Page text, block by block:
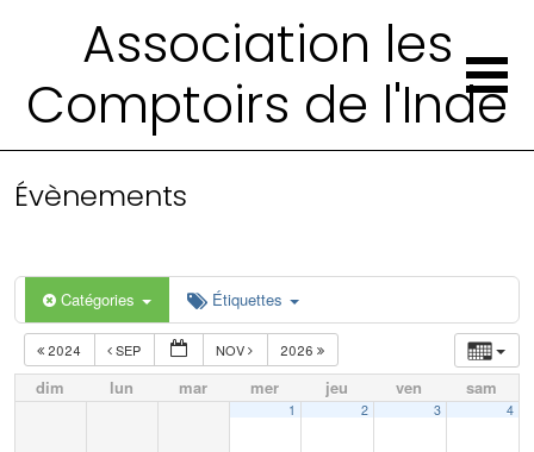
Association les
Comptoirs de l'Inde
Évènements
Catégories Étiquettes
2024 SEP NOV 2026
dim lun mar mer jeu ven sam
1 2 3 4